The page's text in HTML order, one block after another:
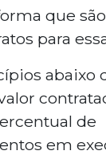
que são
para
abaixo
de
em